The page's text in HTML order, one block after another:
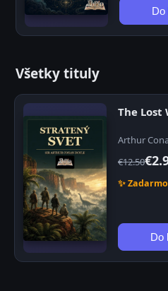
Všetky tituly
The Lost
Arthur
€12.50
✨
Do